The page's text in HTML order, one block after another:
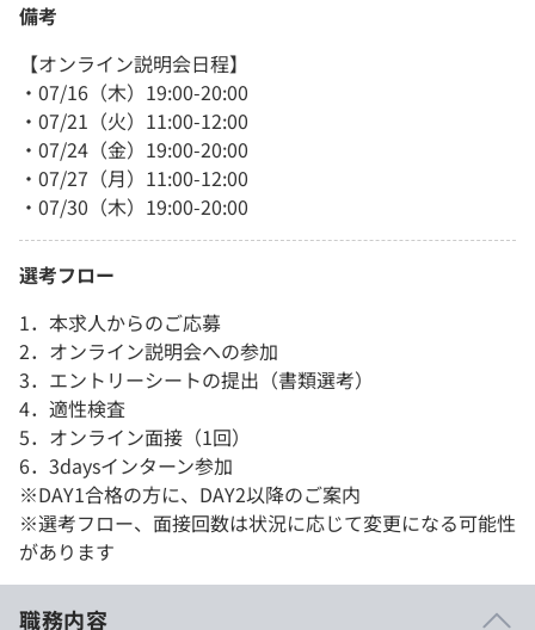
備考
【オンライン説明会日程】
・07/16（木）19:00-20:00
・07/21（火）11:00-12:00
・07/24（金）19:00-20:00
・07/27（月）11:00-12:00
・07/30（木）19:00-20:00
選考フロー
1．本求人からのご応募
2．オンライン説明会への参加
3．エントリーシートの提出（書類選考）
4．適性検査
5．オンライン面接（1回）
6．3daysインターン参加
※DAY1合格の方に、DAY2以降のご案内
※選考フロー、面接回数は状況に応じて変更になる可能性
があります
職務内容